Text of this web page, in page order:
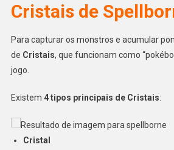
Cristais de
Para capturar os monstros e acumular
de Cristais, que funcionam como
jogo.
Existem 4 tipos principais de Cristais:
Cristal